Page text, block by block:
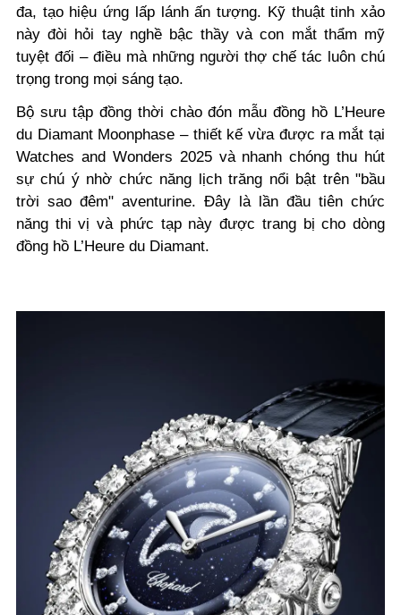
đa, tạo hiệu ứng lấp lánh ấn tượng. Kỹ thuật tinh xảo
này đòi hỏi tay nghề bậc thầy và con mắt thẩm mỹ
tuyệt đối – điều mà những người thợ chế tác luôn chú
trọng trong mọi sáng tạo.
Bộ sưu tập đồng thời chào đón mẫu đồng hồ L’Heure
du Diamant Moonphase – thiết kế vừa được ra mắt tại
Watches and Wonders 2025 và nhanh chóng thu hút
sự chú ý nhờ chức năng lịch trăng nổi bật trên "bầu
trời sao đêm" aventurine. Đây là lần đầu tiên chức
năng thi vị và phức tạp này được trang bị cho dòng
đồng hồ L’Heure du Diamant.